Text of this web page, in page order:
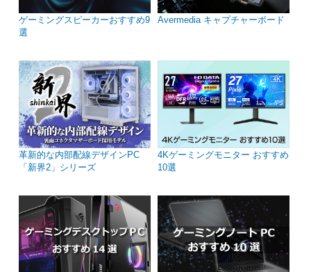
ゲーミングスピーカーおすすめ9
選
Avermedia キャプチャーボード
革新的な内部配線デザインPC
「新界2」シリーズ
4Kゲーミングモニター おすすめ
10選